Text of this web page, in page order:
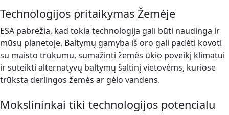
Technologijos pritaikymas Žemėje
ESA pabrėžia, kad tokia technologija gali būti naudinga ir
mūsų planetoje. Baltymų gamyba iš oro gali padėti kovoti
su maisto trūkumu, sumažinti žemės ūkio poveikį klimatui
ir suteikti alternatyvų baltymų šaltinį vietovėms, kuriose
trūksta derlingos žemės ar gėlo vandens.
Mokslininkai tiki technologijos potencialu